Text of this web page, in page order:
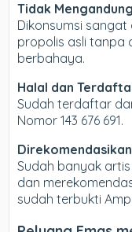
Tidak
Dikonsumsi
propolis asli tanpa
berbahaya.
Halal dan
Sudah terdaftar
Nomor 143 676 691.
Direkomendasikan
Sudah banyak
dan
sudah terbukti